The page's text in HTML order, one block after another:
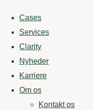
Cases
Services
Clarity
Nyheder
Karriere
Om os
Kontakt os